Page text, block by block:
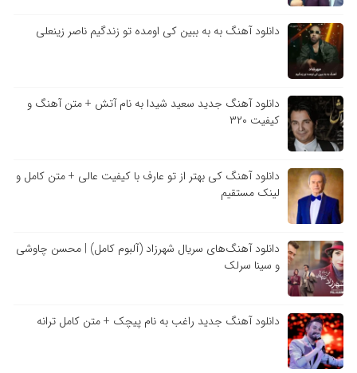
دانلود آهنگ به به ببین کی اومده تو زندگیم ناصر زینعلی
دانلود آهنگ جدید سعید شیدا به نام آتش + متن آهنگ و
کیفیت ۳۲۰
دانلود آهنگ کی بهتر از تو عارف با کیفیت عالی + متن کامل و
لینک مستقیم
دانلود آهنگ‌های سریال شهرزاد (آلبوم کامل) | محسن چاوشی
و سینا سرلک
دانلود آهنگ جدید راغب به نام پیچک + متن کامل ترانه